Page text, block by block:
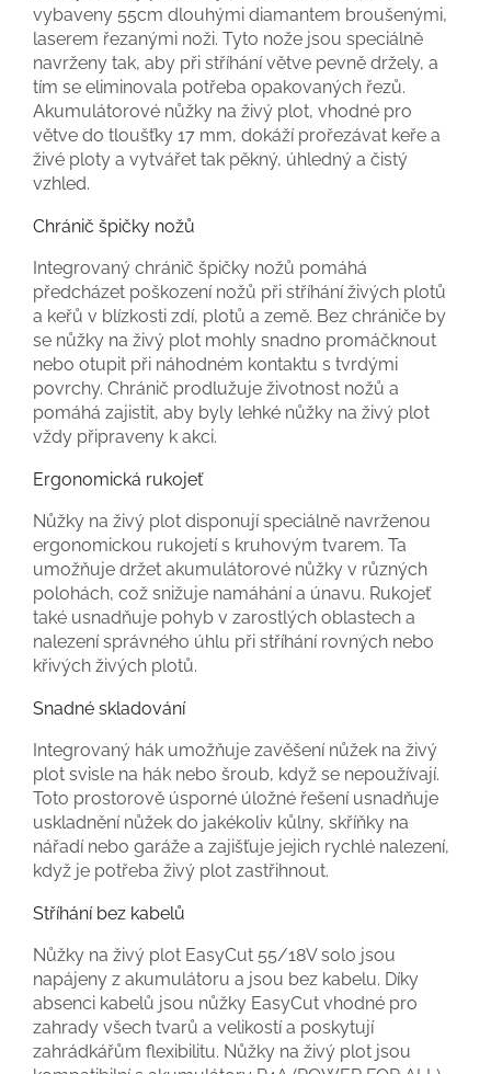
vybaveny 55cm dlouhými diamantem broušenými,
laserem řezanými noži. Tyto nože jsou speciálně
navrženy tak, aby při stříhání větve pevně držely, a
tím se eliminovala potřeba opakovaných řezů.
Akumulátorové nůžky na živý plot, vhodné pro
větve do tloušťky 17 mm, dokáží prořezávat keře a
živé ploty a vytvářet tak pěkný, úhledný a čistý
vzhled.
Chránič špičky nožů
Integrovaný chránič špičky nožů pomáhá
předcházet poškození nožů při stříhání živých plotů
a keřů v blízkosti zdí, plotů a země. Bez chrániče by
se nůžky na živý plot mohly snadno promáčknout
nebo otupit při náhodném kontaktu s tvrdými
povrchy. Chránič prodlužuje životnost nožů a
pomáhá zajistit, aby byly lehké nůžky na živý plot
vždy připraveny k akci.
Ergonomická rukojeť
Nůžky na živý plot disponují speciálně navrženou
ergonomickou rukojetí s kruhovým tvarem. Ta
umožňuje držet akumulátorové nůžky v různých
polohách, což snižuje namáhání a únavu. Rukojeť
také usnadňuje pohyb v zarostlých oblastech a
nalezení správného úhlu při stříhání rovných nebo
křivých živých plotů.
Snadné skladování
Integrovaný hák umožňuje zavěšení nůžek na živý
plot svisle na hák nebo šroub, když se nepoužívají.
Toto prostorově úsporné úložné řešení usnadňuje
uskladnění nůžek do jakékoliv kůlny, skříňky na
nářadí nebo garáže a zajišťuje jejich rychlé nalezení,
když je potřeba živý plot zastřihnout.
Stříhání bez kabelů
Nůžky na živý plot EasyCut 55/18V solo jsou
napájeny z akumulátoru a jsou bez kabelu. Díky
absenci kabelů jsou nůžky EasyCut vhodné pro
zahrady všech tvarů a velikostí a poskytují
zahrádkářům flexibilitu. Nůžky na živý plot jsou